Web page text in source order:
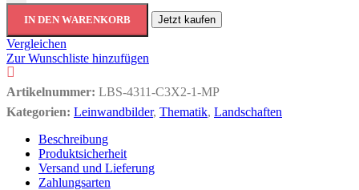
IN DEN WARENKORB Jetzt kaufen
Vergleichen
Zur Wunschliste hinzufügen
Artikelnummer: LBS-4311-C3X2-1-MP
Kategorien: Leinwandbilder, Thematik, Landschaften
Beschreibung
Produktsicherheit
Versand und Lieferung
Zahlungsarten